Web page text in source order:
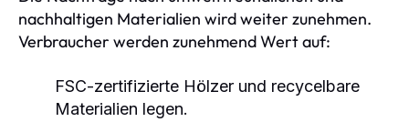
nachhaltigen Materialien wird weiter zunehmen.
Verbraucher werden zunehmend Wert auf:
FSC-zertifizierte Hölzer und recycelbare
Materialien legen.